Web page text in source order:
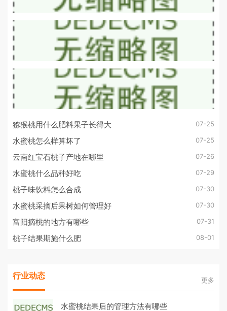
猕猴桃用什么肥料果子长得大 07-25
水蜜桃怎么样算坏了 07-25
云南红宝石桃子产地在哪里 07-26
水蜜桃什么品种好吃 07-29
桃子味饮料怎么合成 07-30
水蜜桃采摘后果树如何管理好 07-30
富阳摘桃的地方有哪些 07-31
桃子结果期施什么肥 08-01
行业动态 更多
水蜜桃结果后的管理方法有哪些